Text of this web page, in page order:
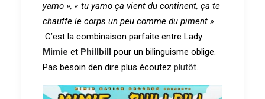
yamo », « tu yamo ça vient du continent, ça te
chauffe le corps un peu comme du piment ».
C’est la combinaison parfaite entre Lady
Mimie et Phillbill
pour un bilinguisme oblige.
Pas besoin den dire plus écoutez plutôt.